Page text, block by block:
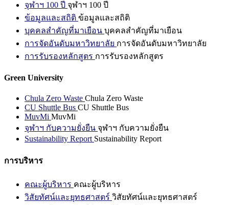
จุฬาฯ 100 ปี จุฬาฯ 100 ปี
ข้อมูลและสถิติ ข้อมูลและสถิติ
บุคคลสำคัญที่มาเยือน บุคคลสำคัญที่มาเยือน
การจัดอันดับมหาวิทยาลัย การจัดอันดับมหาวิทยาลัย
การรับรองหลักสูตร การรับรองหลักสูตร
Green University
Chula Zero Waste Chula Zero Waste
CU Shuttle Bus CU Shuttle Bus
MuvMi MuvMi
จุฬาฯ กับความยั่งยืน จุฬาฯ กับความยั่งยืน
Sustainability Report Sustainability Report
การบริหาร
คณะผู้บริหาร คณะผู้บริหาร
วิสัยทัศน์และยุทธศาสตร์ วิสัยทัศน์และยุทธศาสตร์